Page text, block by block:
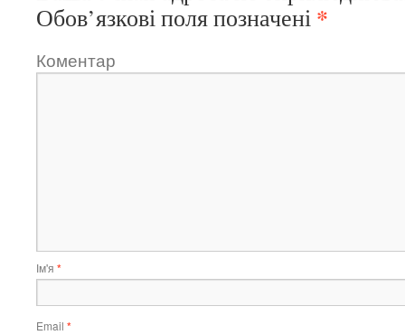
Обов’язкові поля позначені *
Коментар
Ім'я *
Email *